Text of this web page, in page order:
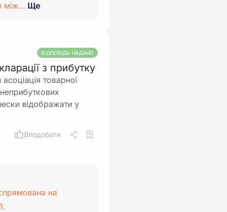
між… Ще
ВІДПОВІДЬ НАДАНО
з прибутку
товарної
відображати у
Вподобати
на